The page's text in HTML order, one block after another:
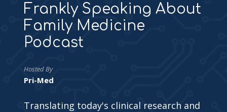
Frankly Speaking About
Family Medicine
Podcast
Hosted By
Pri-Med
Translating today's clinical research and